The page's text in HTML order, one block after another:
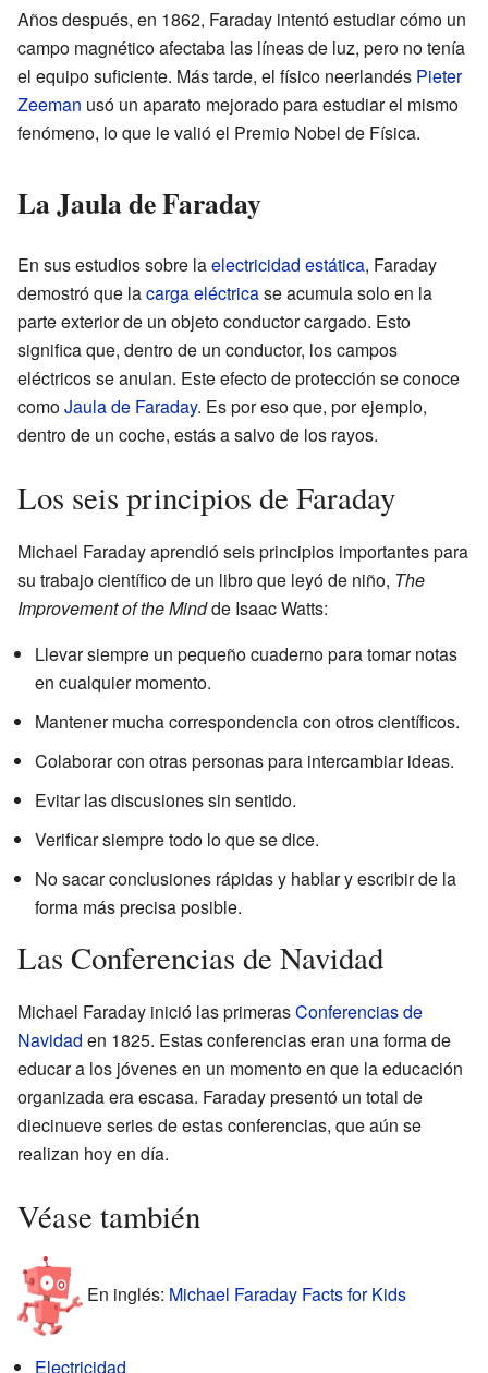
Años después, en 1862, Faraday intentó estudiar cómo un
campo magnético afectaba las líneas de luz, pero no tenía
el equipo suficiente. Más tarde, el físico neerlandés Pieter
Zeeman usó un aparato mejorado para estudiar el mismo
fenómeno, lo que le valió el Premio Nobel de Física.
La Jaula de Faraday
En sus estudios sobre laelectricidad estática, Faraday
demostró que lacarga eléctricase acumula solo en la
parte exterior de un objeto conductor cargado. Esto
significa que, dentro de un conductor, los campos
eléctricos se anulan. Este efecto de protección se conoce
comoJaula de Faraday. Es por eso que, por ejemplo,
dentro de un coche, estás a salvo de los rayos.
Los seis principios de Faraday
Michael Faraday aprendió seis principios importantes para
su trabajo científico de un libro que leyó de niño, The
Improvement of the Mindde Isaac Watts:
Llevar siempre un pequeño cuaderno para tomar notas
en cualquier momento.
Mantener mucha correspondencia con otros científicos.
Colaborar con otras personas para intercambiar ideas.
Evitar las discusiones sin sentido.
Verificar siempre todo lo que se dice.
No sacar conclusiones rápidas y hablar y escribir de la
forma más precisa posible.
Las Conferencias de Navidad
Michael Faraday inició las primerasConferencias de
Navidad en 1825. Estas conferencias eran una forma de
educar a los jóvenes en un momento en que la educación
organizada era escasa. Faraday presentó un total de
diecinueve series de estas conferencias, que aún se
realizan hoy en día.
Véase también
En inglés: Michael Faraday Facts for Kids
Electricidad